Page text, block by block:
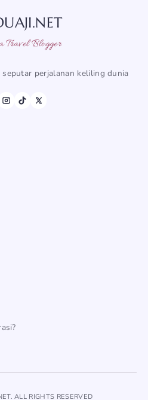
Travel Blogger
perjalanan keliling dunia
ALL RIGHTS RESERVED